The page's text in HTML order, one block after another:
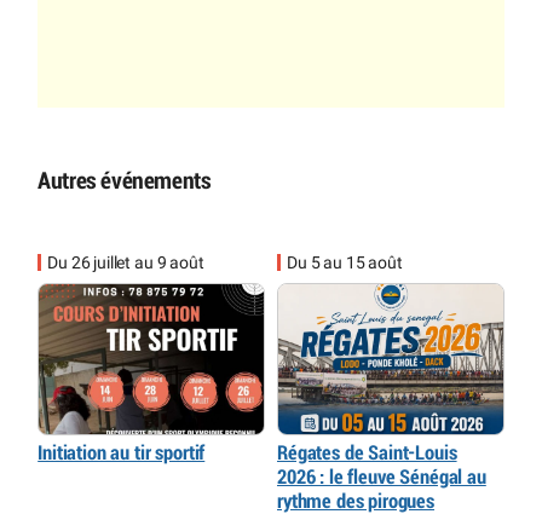
Autres événements
Du 26 juillet au 9 août
Initiation au tir sportif
Du 5 au 15 août
Régates de Saint-Louis
2026 : le fleuve Sénégal au
rythme des pirogues